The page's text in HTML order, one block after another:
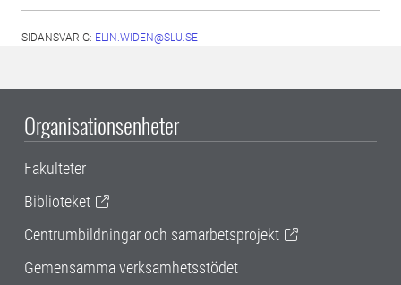
SIDANSVARIG: ELIN.WIDEN@SLU.SE
Organisationsenheter
Fakulteter
Biblioteket
Centrumbildningar och samarbetsprojekt
Gemensamma verksamhetsstödet